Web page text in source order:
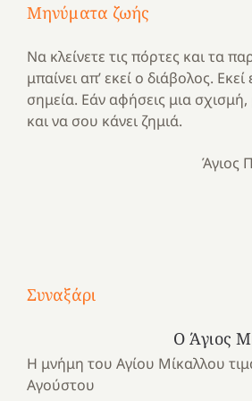
Μηνύματα ζωής
Να κλείνετε τις πόρτες και τα
μπαίνει απ’ εκεί ο διάβολος.
σημεία. Εάν αφήσεις μια σχισμή,
και να σου κάνει ζημιά.
Άγιος
Συναξάρι
Ο Άγιος
Η μνήμη του Αγίου Μίκαλλου
Αγούστου
Μια
ένα
καλοκαίρι
και
Νοσοκομείο
“Ερυθρός
Κατασκηνωτικές
το
Ελληνικό